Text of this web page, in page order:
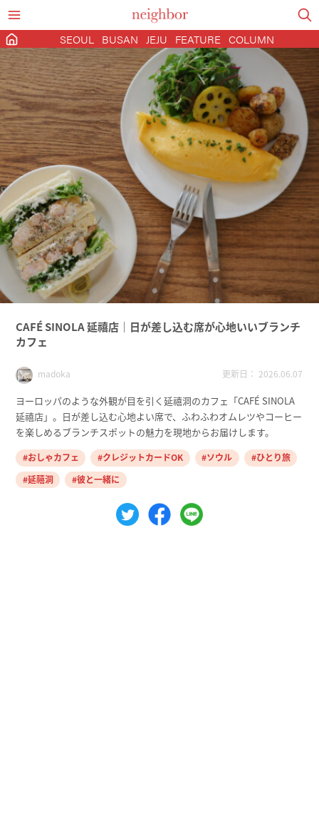
SEOUL BUSAN JEJU FEATURE COLUMN
CAFÉ SINOLA 延禧店｜日が差し込む席が心地いいブランチ
カフェ
madoka 更新日： 2026.06.07
ヨーロッパのような外観が目を引く延禧洞のカフェ「CAFÉ SINOLA
延禧店」。日が差し込む心地よい席で、ふわふわオムレツやコーヒー
を楽しめるブランチスポットの魅力を現地からお届けします。
おしゃカフェ クレジットカードOK ソウル
ひとり旅
延禧洞
彼と一緒に